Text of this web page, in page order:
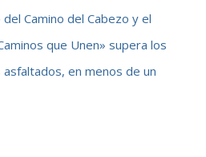
Camino del Cabezo y el
que Unen» supera los
asfaltados, en menos de un